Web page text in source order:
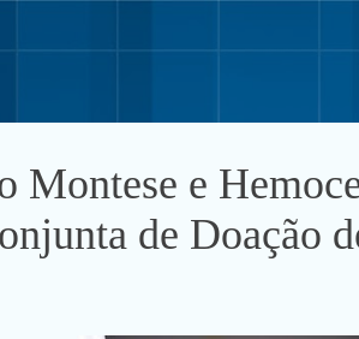
Montese e
de Doação